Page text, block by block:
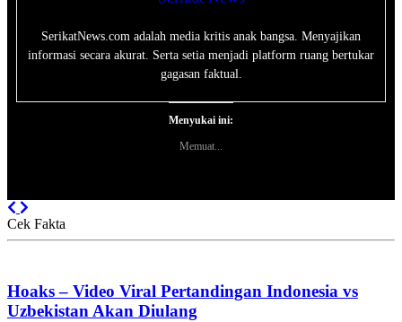
SerikatNews.com adalah media kritis anak bangsa. Menyajikan
informasi secara akurat. Serta setia menjadi platform ruang bertukar
gagasan faktual.
Menyukai ini:
Memuat...
Previous
Cek Fakta
Hoaks – Video Viral Pertandingan Indonesia vs
Uzbekistan Akan Diulang